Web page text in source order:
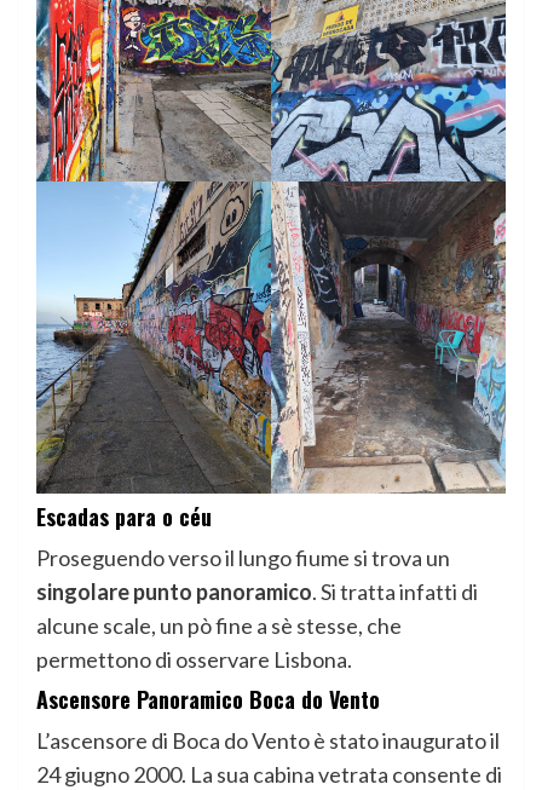
Escadas para o céu
Proseguendo verso il lungo fiume si trova un
singolare punto panoramico. Si tratta infatti di
alcune scale, un pò fine a sè stesse, che
permettono di osservare Lisbona.
Ascensore Panoramico Boca do Vento
L’ascensore di Boca do Vento è stato inaugurato il
24 giugno 2000. La sua cabina vetrata consente di